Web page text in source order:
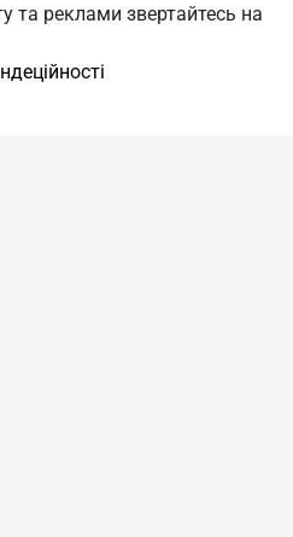
та реклами звертайтесь на